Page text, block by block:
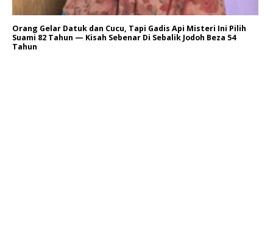
Orang Gelar Datuk dan Cucu, Tapi Gadis Api Misteri Ini Pilih
Suami 82 Tahun — Kisah Sebenar Di Sebalik Jodoh Beza 54
Tahun